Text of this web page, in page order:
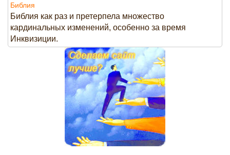
Библия
Библия как раз и претерпела множество
кардинальных изменений, особенно за время
Инквизиции.